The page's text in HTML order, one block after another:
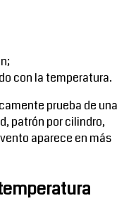
con la temperatura.
prueba de una
patrón por cilindro,
aparece en más